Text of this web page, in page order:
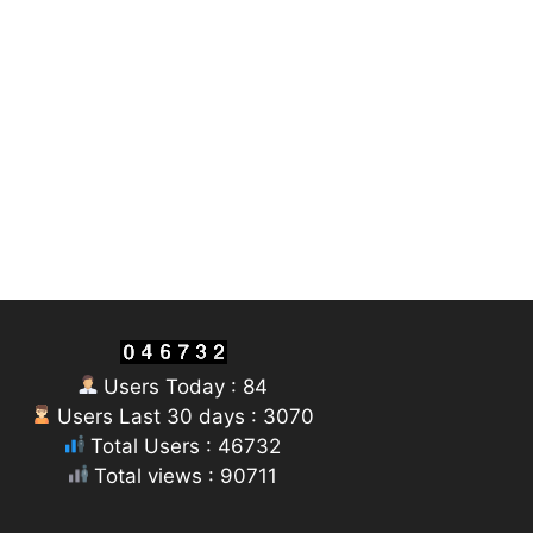
Users Today : 84
Users Last 30 days : 3070
Total Users : 46732
Total views : 90711